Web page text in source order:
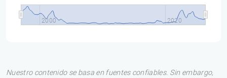
2000 2020
Nuestro contenido se basa en fuentes confiables. Sin embargo,